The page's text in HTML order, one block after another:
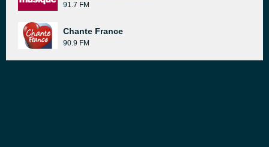
91.7 FM
Chante France
90.9 FM